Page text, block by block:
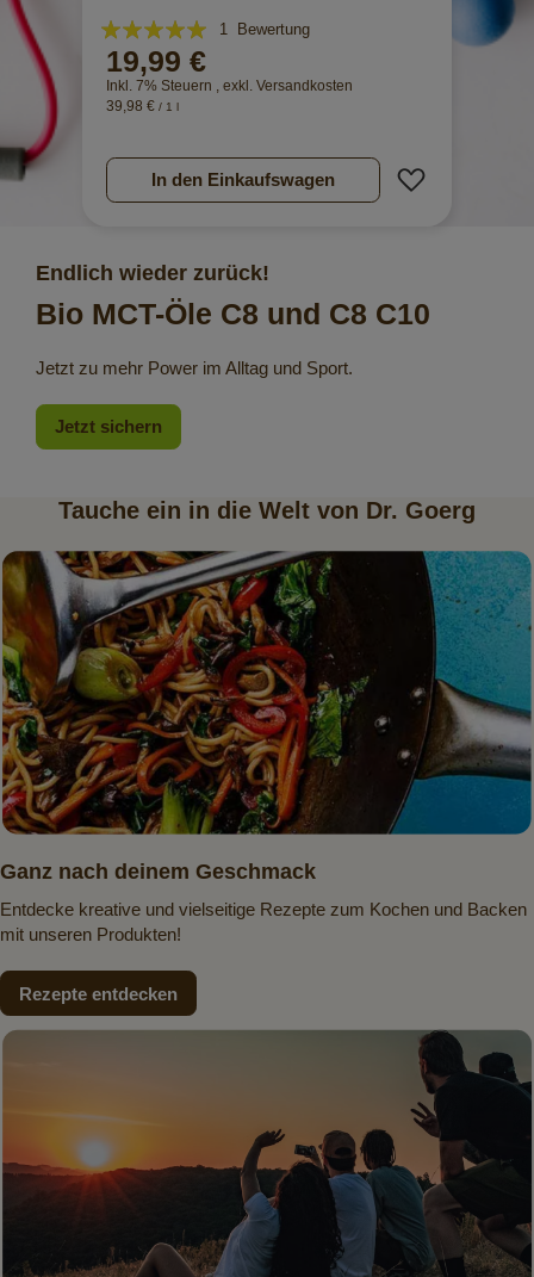
Bewertung:
100%
1 Bewertung
19,99 €
Inkl. 7% Steuern exkl. Versandkosten
39,98 € / 1 l
In den Einkaufswagen
Endlich wieder zurück!
Bio MCT-Öle C8 und C8 C10
Jetzt zu mehr Power im Alltag und Sport.
Jetzt sichern
Tauche ein in die Welt von Dr. Goerg
Ganz nach deinem Geschmack
Entdecke kreative und vielseitige Rezepte zum Kochen und Backen
mit unseren Produkten!
Rezepte entdecken